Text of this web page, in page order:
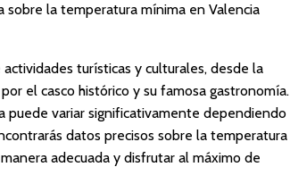
la temperatura mínima en Valencia
turísticas y culturales, desde la
el casco histórico y su famosa gastronomía.
puede variar significativamente dependiendo
datos precisos sobre la temperatura
adecuada y disfrutar al máximo de